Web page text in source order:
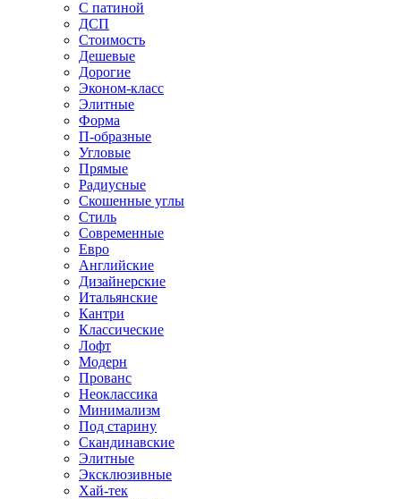
С патиной
ДСП
Стоимость
Дешевые
Дорогие
Эконом-класс
Элитные
Форма
П-образные
Угловые
Прямые
Радиусные
Скошенные углы
Стиль
Современные
Евро
Английские
Дизайнерские
Итальянские
Кантри
Классические
Лофт
Модерн
Прованс
Неоклассика
Минимализм
Под старину
Скандинавские
Элитные
Эксклюзивные
Хай-тек